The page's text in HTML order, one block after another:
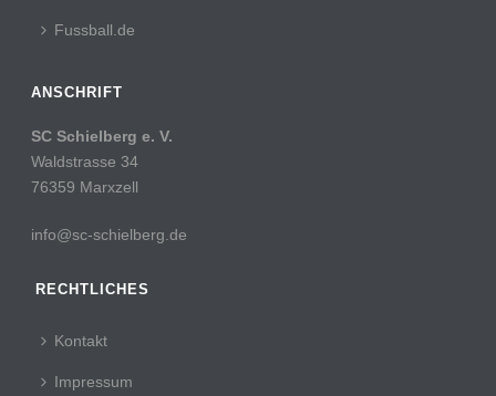
Fussball.de
ANSCHRIFT
SC Schielberg e. V.
Waldstrasse 34
76359 Marxzell
info@sc-schielberg.de
RECHTLICHES
Kontakt
Impressum